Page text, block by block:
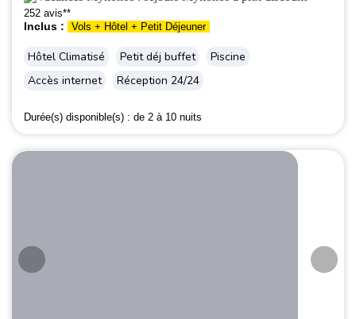
252 avis**
Inclus : Vols + Hôtel + Petit Déjeuner
Hôtel Climatisé Petit déj buffet
Piscine
Accès internet
Réception 24/24
Durée(s) disponible(s) : de 2 à 10 nuits